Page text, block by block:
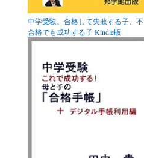
中学受験、合格して失敗する子、不
合格でも成功する子 Kindle版